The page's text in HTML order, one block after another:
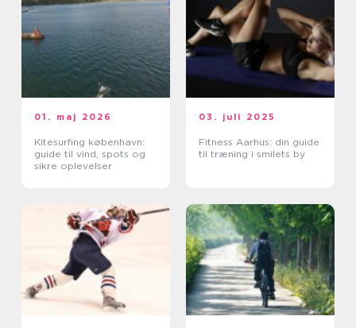
01. maj 2026
Kitesurfing københavn:
guide til vind, spots og
sikre oplevelser
03. juli 2025
Fitness Aarhus: din guide
til træning i smilets by